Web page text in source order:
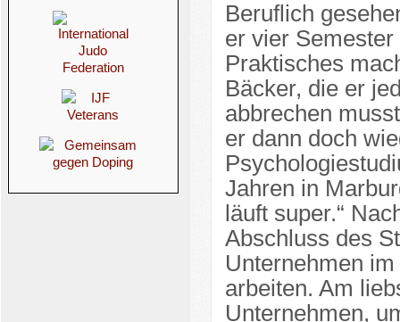
Beruflich
er vier
Praktisches
Bäcker, die er
abbrechen
er dann doch
Jahren in
läuft super.“
Abschluss des
Unternehmen
arbeiten. Am
Unternehmen,